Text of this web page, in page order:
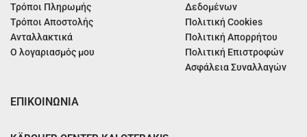
Τρόποι Πληρωμής
Τρόποι Αποστολής
Ανταλλακτικά
Ο λογαριασμός μου
Δεδομένων
Πολιτική Cookies
Πολιτική Απορρήτου
Πολιτική Επιστροφών
Ασφάλεια Συναλλαγών
ΕΠΙΚΟΙΝΩΝΙΑ